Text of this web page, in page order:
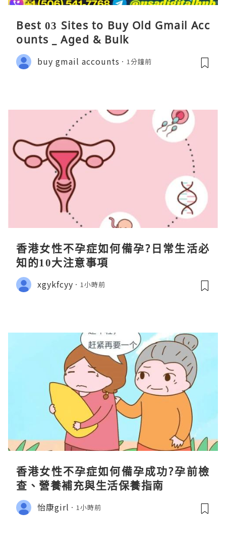
Best 03 Sites to Buy Old Gmail Acc
ounts _ Aged & Bulk
buy gmail accounts 1分鐘前
香港女性不孕症如何備孕?日常生活必
知的10大注意事項
xgykfcyy 1小時前
香港女性不孕症如何備孕成功?孕前檢
查、營養補充與生活保養指南
怡康girl 1小時前